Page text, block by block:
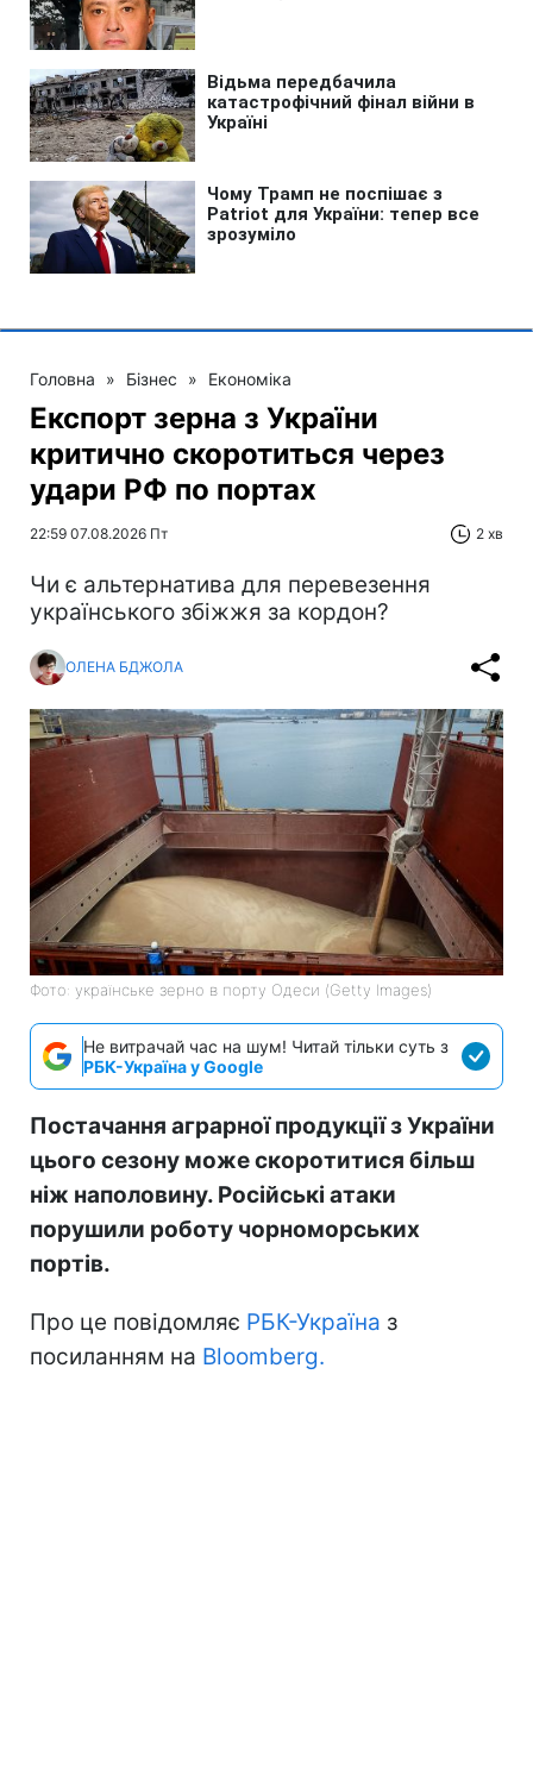
Головна » Бізнес » Економіка
Експорт зерна з України
критично скоротиться через
удари РФ по портах
22:59 07.08.2026 Пт 2 хв
Чи є альтернатива для перевезення
українського збіжжя за кордон?
ОЛЕНА БДЖОЛА
Фото: українське зерно в порту Одеси (Getty Images)
Не витрачай час на шум! Читай тільки суть з
РБК-Україна у Google
Постачання аграрної продукції з України
цього сезону може скоротитися більш
ніж наполовину. Російські атаки
порушили роботу чорноморських
портів.
Про це повідомляє РБК-Україна з
посиланням на Bloomberg.